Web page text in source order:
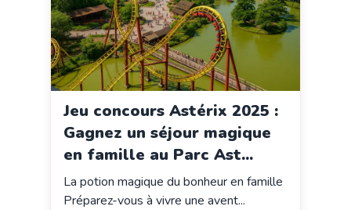
Jeu concours Astérix 2025 :
Gagnez un séjour magique
en famille au Parc Ast...
La potion magique du bonheur en famille
Préparez-vous à vivre une avent...